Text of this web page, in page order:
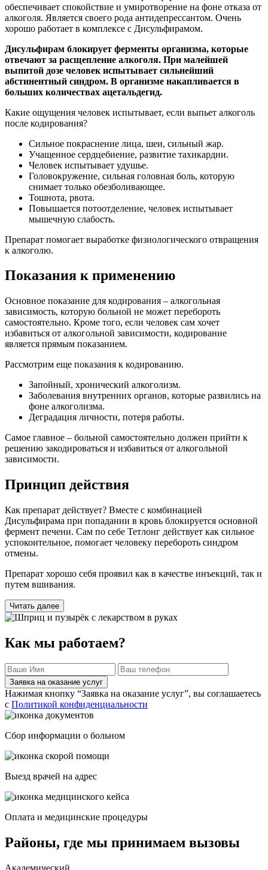
обеспечивает спокойствие и умиротворение на фоне отказа от
алкоголя. Является своего рода антидепрессантом. Очень
хорошо работает в комплексе с Дисульфирамом.
Дисульфирам блокирует ферменты организма, которые
отвечают за расщепление алкоголя. При малейшей
выпитой дозе человек испытывает сильнейший
абстинентный синдром. В организме накапливается в
больших количествах ацетальдегид.
Какие ощущения человек испытывает, если выпьет алкоголь
после кодирования?
Сильное покраснение лица, шеи, сильный жар.
Учащенное сердцебиение, развитие тахикардии.
Человек испытывает удушье.
Головокружение, сильная головная боль, которую
снимает только обезболивающее.
Тошнота, рвота.
Повышается потоотделение, человек испытывает
мышечную слабость.
Препарат помогает выработке физиологического отвращения
к алкоголю.
Показания к применению
Основное показание для кодирования – алкогольная
зависимость, которую больной не может перебороть
самостоятельно. Кроме того, если человек сам хочет
избавиться от алкогольной зависимости, кодирование
является прямым показанием.
Рассмотрим еще показания к кодированию.
Запойный, хронический алкоголизм.
Заболевания внутренних органов, которые развились на
фоне алкоголизма.
Деградация личности, потеря работы.
Самое главное – больной самостоятельно должен прийти к
решению закодироваться и избавиться от алкогольной
зависимости.
Принцип действия
Как препарат действует? Вместе с комбинацией
Дисульфирама при попадании в кровь блокируется основной
фермент печени. Сам по себе Тетлонг действует как сильное
успокоительное, помогает человеку перебороть синдром
отмены.
Препарат хорошо себя проявил как в качестве инъекций, так и
путем вшивания.
Читать далее
Как мы работаем?
Заявка на оказание услуг
Нажимая кнопку “Заявка на оказание услуг”, вы соглашаетесь
с Политикой конфиденциальности
Сбор информации о больном
Выезд врачей на адрес
Оплата и медицинские процедуры
Районы, где мы принимаем вызовы
Академический